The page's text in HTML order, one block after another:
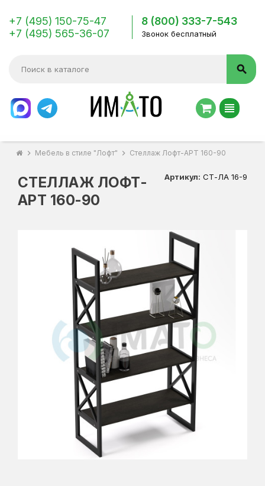
+7 (495) 150-75-47
+7 (495) 565-36-07
8 (800) 333-7-543
Звонок бесплатный
search
view_headline
chevron_right Мебель в стиле "Лофт" chevron_right Стеллаж Лофт-АРТ 160-90
СТЕЛЛАЖ ЛОФТ-
АРТ 160-90
Артикул: СТ-ЛА 16-9